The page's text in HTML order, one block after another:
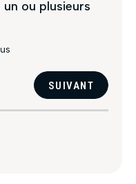
ou plusieurs
SUIVANT